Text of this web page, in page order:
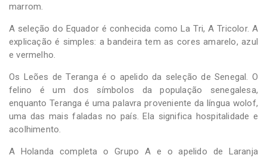
marrom.
A seleção do Equador é conhecida como La Tri, A Tricolor. A
explicação é simples: a bandeira tem as cores amarelo, azul
e vermelho.
Os Leões de Teranga é o apelido da seleção de Senegal. O
felino é um dos símbolos da população senegalesa,
enquanto Teranga é uma palavra proveniente da língua wolof,
uma das mais faladas no país. Ela significa hospitalidade e
acolhimento.
A Holanda completa o Grupo A e o apelido de Laranja